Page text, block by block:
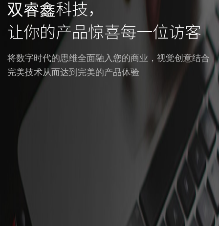
双睿鑫科技，
让你的产品惊喜每一位访客
将数字时代的思维全面融入您的商业，视觉创意结合
完美技术从而达到完美的产品体验